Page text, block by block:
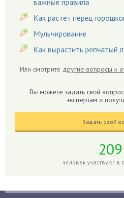
Гвоздики
Георгины
Герань
Гиацинт
Гиппеаструм
Годжи
Голубика
важные правила
Как растет перец
Мульчирование
Как вырастить репчатый
Или смотрите другие вопросы и
Вы можете задать свой
экспертам и
Задать свой
209
человек участвуют в